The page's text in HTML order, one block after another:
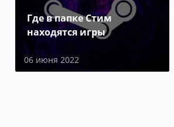
Где в папке Стим
находятся игры
06 июня 2022